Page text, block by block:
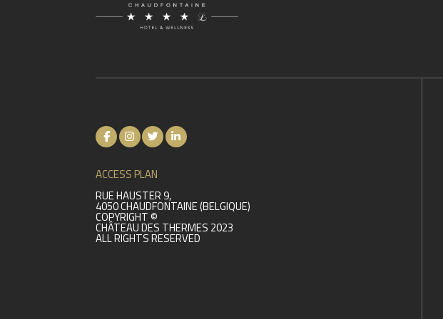
ACCESS PLAN
RUE HAUSTER 9,
4050 CHAUDFONTAINE (BELGIQUE)
COPYRIGHT ©
CHÂTEAU DES THERMES 2023
ALL RIGHTS RESERVED